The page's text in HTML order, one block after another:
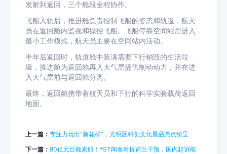
发射到返回，三个舱段全程协作。
飞船入轨后，推进舱负责控制飞船的姿态和轨道，航天
员在返回舱内监视和操控飞船。飞船停靠空间站后进入
最小工作模式，航天员主要在空间站内活动。
半年后返回时，轨道舱中装满需要下行销毁的生活垃
圾，推进舱为返回舱再入大气层提供制动动力，并在进
入大气层前与返回舱分离。
最终，返回舱携带着航天员和下行的科学实验载荷返回
地面。
上一篇： 专注力玩出“新花样”，光明区科创文化展品亮点纷呈
下一篇： 80亿元巨额索赔！*ST闻泰对抗荷兰干预，国内起诉能